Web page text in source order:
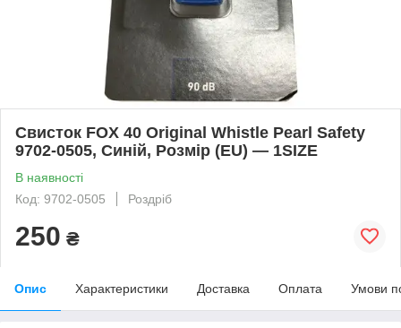
Свисток FOX 40 Original Whistle Pearl Safety
9702-0505, Синій, Розмір (EU) — 1SIZE
В наявності
Код: 9702-0505
Роздріб
250 ₴
Опис Характеристики Доставка Оплата Умови